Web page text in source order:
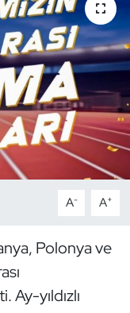
A- A+
Polonya ve
yıldızlı